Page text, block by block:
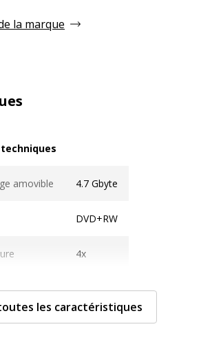
la marque
amovible 4.7 Gbyte
DVD+RW
4x
les caractéristiques